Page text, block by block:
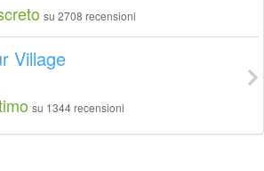
su 2708 recensioni
Village
su 1344 recensioni